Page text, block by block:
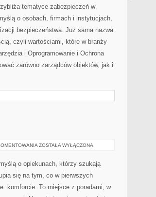
tematyce zabezpieczeń w
o osobach, firmach i instytucjach,
bezpieczeństwa. Już sama nazwa
czyli wartościami, które w branży
i Oprogramowanie i Ochrona
zarówno zarządców obiektów, jak i
PODRÓŻE
ZOSTAŁA WYŁĄCZONA
o opiekunach, którzy szukają
się na tym, co w pierwszych
komforcie. To miejsce z poradami, w